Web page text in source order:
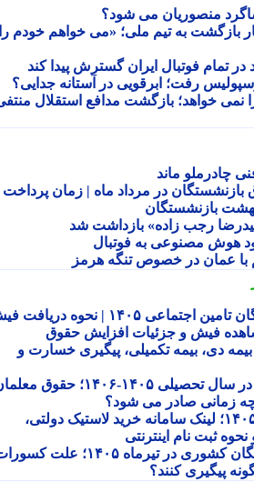
منصوریان می شود؟
به تیم ملی؛ «می خواهم خودم را
فوتبال ایران گسترش پیدا کند
رفت؛ ابرقویی در آستانه جدایی؟
خواهد؛ بازگشت مدافع استقلال منتفی
ماند
در مرداد ماه | زمان پرداخت
بازنشستگان
رجب زاده» بازداشت شد
مصنوعی به فوتبال
عمان در خصوص تنگه هرمز
فیش حقوقی بازنشستگان تامین اجتماعی ۱۴۰۵ | نحوه دریافت فیش
فیش و جزئیات افزایش حقوق
بیمه دی، بیمه تکمیلی، پیگیری خسارت و
حکم حقوقی نومعلمان در سال تحصیلی ۱۴۰۵-۱۴۰۶؛ حقوق معلمان
صادر می شود؟
ثبت نام لاستیک دولتی ۱۴۰۵؛ لینک سامانه خرید لاستیک دولتی،
نام اینترنتی
کسر از حقوق بازنشستگان کشوری در تیرماه ۱۴۰۵؛ علت کسورات
کنند؟